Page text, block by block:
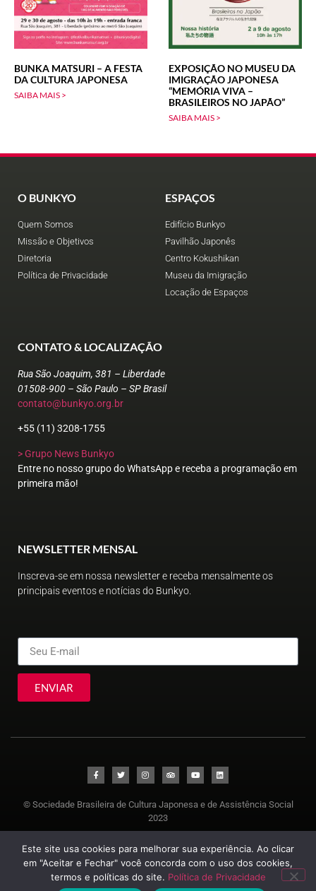
BUNKA MATSURI – A FESTA
DA CULTURA JAPONESA
SAIBA MAIS >
EXPOSIÇÃO NO MUSEU DA
IMIGRAÇÃO JAPONESA
“MEMÓRIA VIVA –
BRASILEIROS NO JAPÃO”
SAIBA MAIS >
O BUNKYO
Quem Somos
Missão e Objetivos
Diretoria
Política de Privacidade
ESPAÇOS
Edifício Bunkyo
Pavilhão Japonês
Centro Kokushikan
Museu da Imigração
Locação de Espaços
CONTATO & LOCALIZAÇÃO
Rua São Joaquim, 381 – Liberdade
01508-900 – São Paulo – SP Brasil
contato@bunkyo.org.br
+55 (11) 3208-1755
> Grupo News Bunkyo
Entre no nosso grupo do WhatsApp e receba a programação em
primeira mão!
NEWSLETTER MENSAL
Inscreva-se em nossa newsletter e receba mensalmente os
principais eventos e notícias do Bunkyo.
ENVIAR
© Sociedade Brasileira de Cultura Japonesa e de Assistência Social
2023
Este site usa cookies para melhorar sua experiência. Ao clicar
em "Aceitar e Fechar" você concorda com o uso dos cookies,
termos e políticas do site. Política de Privacidade